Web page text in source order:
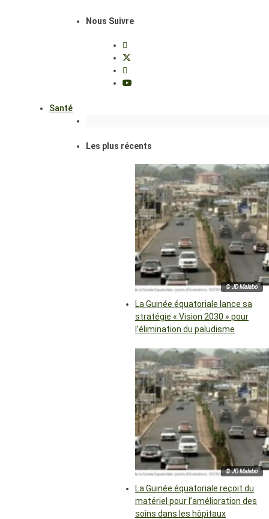
Nous Suivre
Santé
Les plus récents
© JD Malabo
La Guinée équatoriale lance sa
stratégie « Vision 2030 » pour
l’élimination du paludisme
© JD Malabo
La Guinée équatoriale reçoit du
matériel pour l’amélioration des
soins dans les hôpitaux